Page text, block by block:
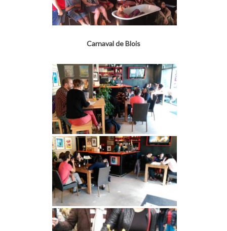
Carnaval de Blois